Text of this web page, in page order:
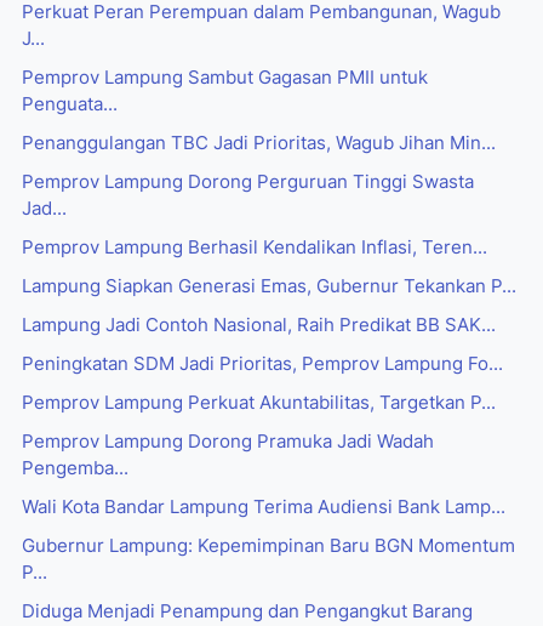
Perkuat Peran Perempuan dalam Pembangunan, Wagub
J...
Pemprov Lampung Sambut Gagasan PMII untuk
Penguata...
Penanggulangan TBC Jadi Prioritas, Wagub Jihan Min...
Pemprov Lampung Dorong Perguruan Tinggi Swasta
Jad...
Pemprov Lampung Berhasil Kendalikan Inflasi, Teren...
Lampung Siapkan Generasi Emas, Gubernur Tekankan P...
Lampung Jadi Contoh Nasional, Raih Predikat BB SAK...
Peningkatan SDM Jadi Prioritas, Pemprov Lampung Fo...
Pemprov Lampung Perkuat Akuntabilitas, Targetkan P...
Pemprov Lampung Dorong Pramuka Jadi Wadah
Pengemba...
Wali Kota Bandar Lampung Terima Audiensi Bank Lamp...
Gubernur Lampung: Kepemimpinan Baru BGN Momentum
P...
Diduga Menjadi Penampung dan Pengangkut Barang